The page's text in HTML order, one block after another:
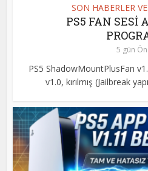
SON HABERLER
PS5 FAN SESİ
5 gün
PS5 ShadowMountPlusFan
v1.0, kırılmış (Jailbreak